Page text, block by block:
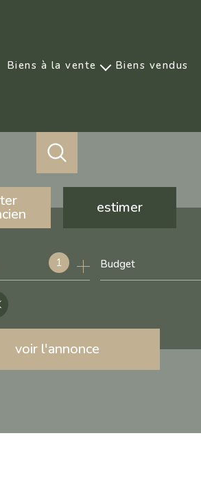
Biens à la vente Biens vendus
pro
estimer
1 Budget
voir l'annonce